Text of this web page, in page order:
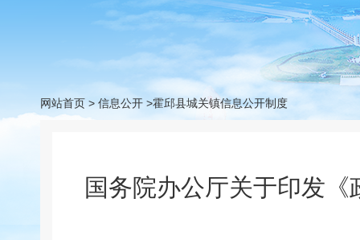
网站首页 > 信息公开 >霍邱县城关镇信息公开制度
国务院办公厅关于印发